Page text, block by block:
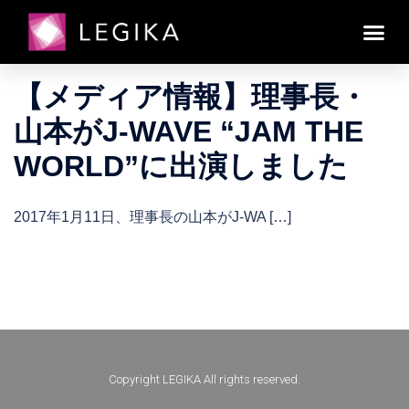
日:2017年1月12日
【メディア情報】理事長・
山本がJ-WAVE “JAM THE
WORLD”に出演しました
2017年1月11日、理事長の山本がJ-WA […]
Copyright LEGIKA All rights reserved.